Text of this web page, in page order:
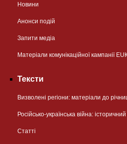
Новини
Анонси подій
Запити медіа
Матеріали комунікаційної кампанії
Тексти
Визволені регіони: матеріали до
Російсько-українська війна:
Статті